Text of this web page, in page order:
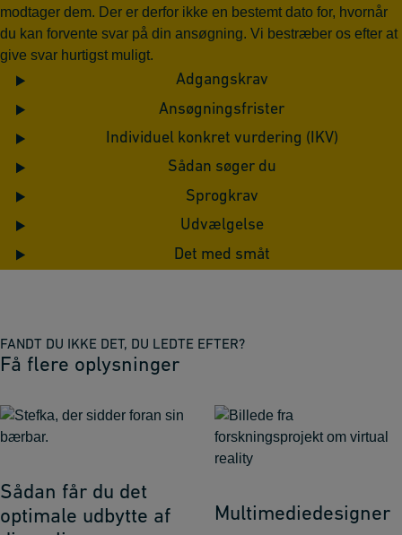
modtager dem. Der er derfor ikke en bestemt dato for, hvornår
du kan forvente svar på din ansøgning. Vi bestræber os efter at
give svar hurtigst muligt.
Adgangskrav
Ansøgningsfrister
Individuel konkret vurdering (IKV)
Sådan søger du
Sprogkrav
Udvælgelse
Det med småt
FANDT DU IKKE DET, DU LEDTE EFTER?
Få flere oplysninger
Sådan får du det
optimale udbytte af
Multimediedesigner